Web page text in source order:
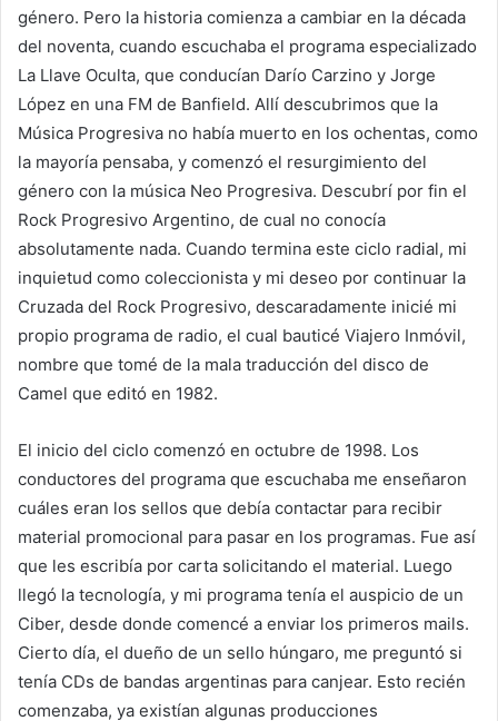
género. Pero la historia comienza a cambiar en la década
del noventa, cuando escuchaba el programa especializado
La Llave Oculta, que conducían Darío Carzino y Jorge
López en una FM de Banfield. Allí descubrimos que la
Música Progresiva no había muerto en los ochentas, como
la mayoría pensaba, y comenzó el resurgimiento del
género con la música Neo Progresiva. Descubrí por fin el
Rock Progresivo Argentino, de cual no conocía
absolutamente nada. Cuando termina este ciclo radial, mi
inquietud como coleccionista y mi deseo por continuar la
Cruzada del Rock Progresivo, descaradamente inicié mi
propio programa de radio, el cual bauticé Viajero Inmóvil,
nombre que tomé de la mala traducción del disco de
Camel que editó en 1982.
El inicio del ciclo comenzó en octubre de 1998. Los
conductores del programa que escuchaba me enseñaron
cuáles eran los sellos que debía contactar para recibir
material promocional para pasar en los programas. Fue así
que les escribía por carta solicitando el material. Luego
llegó la tecnología, y mi programa tenía el auspicio de un
Ciber, desde donde comencé a enviar los primeros mails.
Cierto día, el dueño de un sello húngaro, me preguntó si
tenía CDs de bandas argentinas para canjear. Esto recién
comenzaba, ya existían algunas producciones